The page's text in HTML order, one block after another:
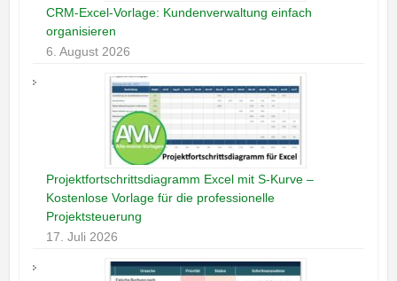
CRM-Excel-Vorlage: Kundenverwaltung einfach
organisieren
6. August 2026
Projektfortschrittsdiagramm Excel mit S-Kurve –
Kostenlose Vorlage für die professionelle
Projektsteuerung
17. Juli 2026